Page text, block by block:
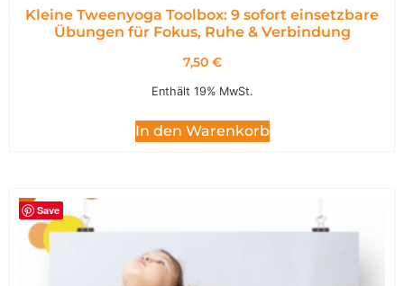
Kleine Tweenyoga Toolbox: 9 sofort einsetzbare
Übungen für Fokus, Ruhe & Verbindung
7,50 €
Enthält 19% MwSt.
In den Warenkorb
Save